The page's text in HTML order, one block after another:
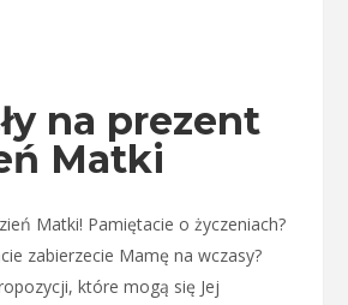
na prezent
Matki
Matki! Pamiętacie o życzeniach?
zabierzecie Mamę na wczasy?
które mogą się Jej